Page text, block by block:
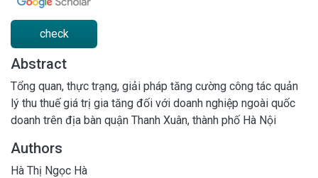
check
Abstract
Tổng quan, thực trạng, giải pháp tăng cường công tác quản
lý thu thuế giá trị gia tăng đối với doanh nghiệp ngoài quốc
doanh trên địa bàn quận Thanh Xuân, thành phố Hà Nội
Authors
Hà Thị Ngọc Hà